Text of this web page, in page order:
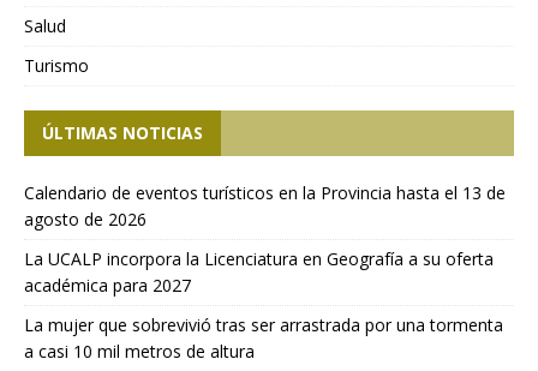
Salud
Turismo
ÚLTIMAS NOTICIAS
Calendario de eventos turísticos en la Provincia hasta el 13 de
agosto de 2026
La UCALP incorpora la Licenciatura en Geografía a su oferta
académica para 2027
La mujer que sobrevivió tras ser arrastrada por una tormenta
a casi 10 mil metros de altura